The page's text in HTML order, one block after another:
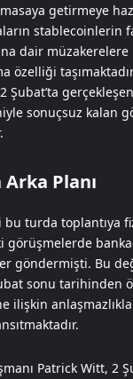
getirmeye
stablecoinlerin
dair
özelliği
sonuçsuz kalan
Planı
bu turda toplantıya
görüşmelerde
göndermişti. Bu
sonu tarihinden
ilişkin
Patrick Witt, 2